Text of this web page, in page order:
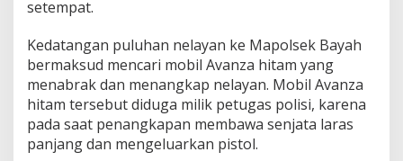
e
n
setempat.
Kedatangan puluhan nelayan ke Mapolsek Bayah
bermaksud mencari mobil Avanza hitam yang
menabrak dan menangkap nelayan. Mobil Avanza
hitam tersebut diduga milik petugas polisi, karena
pada saat penangkapan membawa senjata laras
panjang dan mengeluarkan pistol.